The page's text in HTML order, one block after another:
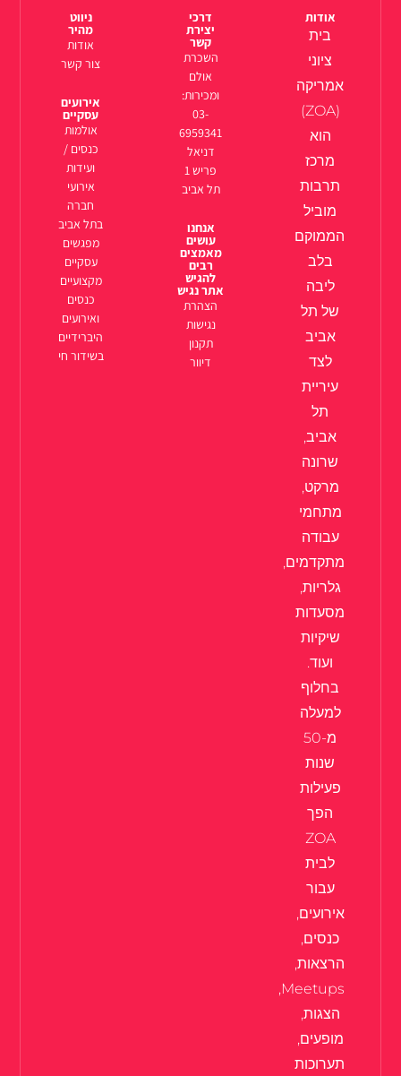
אודות
בית
ציוני
אמריקה
(ZOA)
הוא
מרכז
תרבות
מוביל
הממוקם
בלב
ליבה
של תל
אביב
לצד
עיריית
תל
אביב,
שרונה
מרקט,
מתחמי
עבודה
מתקדמים,
גלריות,
מסעדות
שיקיות
ועוד.
בחלוף
למעלה
מ-50
שנות
פעילות
הפך
ZOA
לבית
עבור
אירועים,
כנסים,
הרצאות,
Meetups,
הצגות,
מופעים,
תערוכות
דרכי
יצירת
קשר
השכרת
אולם
ומכירות:
03-
6959341
דניאל
פריש 1
תל אביב
אנחנו
עושים
מאמצים
רבים
להגיש
אתר נגיש
הצהרת
נגישות
תקנון
דיוור
ניווט
מהיר
אודות
צור קשר
אירועים
עסקיים
אולמות
כנסים /
ועידות
אירועי
חברה
בתל אביב
מפגשים
עסקיים
מקצועיים
כנסים
ואירועים
היברידיים
בשידור חי